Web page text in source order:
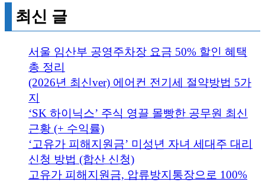
최신 글
서울 임산부 공영주차장 요금 50% 할인 혜택
총 정리
(2026년 최신ver) 에어컨 전기세 절약방법 5가
지
‘SK 하이닉스’ 주식 영끌 몰빵한 공무원 최신
근황 (+ 수익률)
‘고유가 피해지원금’ 미성년 자녀 세대주 대리
신청 방법 (합산 신청)
고유가 피해지원금, 압류방지통장으로 100%